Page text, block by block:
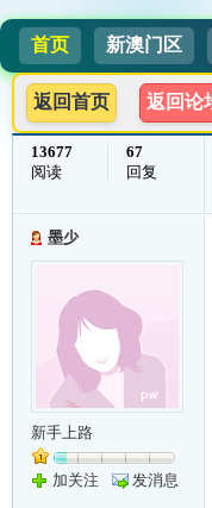
首页 新澳门区
返回首页 返回论
13677
阅读
67
回复
墨少
新手上路
加关注 发消息